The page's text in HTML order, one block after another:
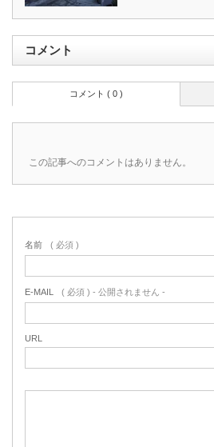
コメント
コメント ( 0 )
この記事へのコメントはありません。
名前 ( 必須 )
E-MAIL ( 必須 ) - 公開されません -
URL